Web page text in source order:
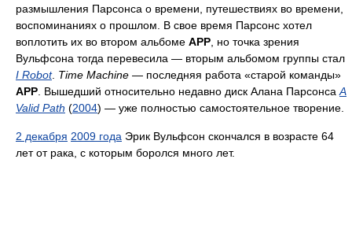
размышления Парсонса о времени, путешествиях во времени,
воспоминаниях о прошлом. В свое время Парсонс хотел
воплотить их во втором альбоме APP, но точка зрения
Вульфсона тогда перевесила — вторым альбомом группы стал
I Robot. Time Machine — последняя работа «старой команды»
APP. Вышедший относительно недавно диск Алана ПарсонсаA
Valid Path (2004) — уже полностью самостоятельное творение.
2 декабря 2009 года Эрик Вульфсон скончался в возрасте 64
лет от рака, с которым боролся много лет.